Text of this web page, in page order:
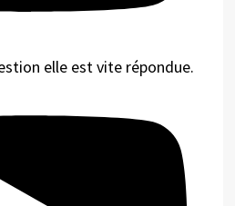
elle est vite répondue.